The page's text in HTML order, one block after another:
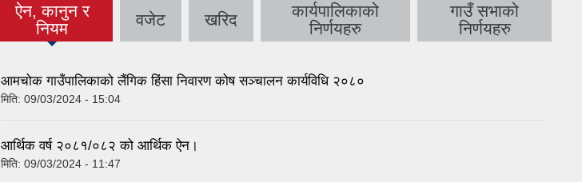
ऐन, कानुन र
नियम
(active tab) वजेट खरिद
कार्यपालिकाको
निर्णयहरु
गाउँ सभाको
निर्णयहरु
आमचोक गाउँपालिकाको लैंगिक हिंसा निवारण कोष सञ्चालन कार्यविधि २०८०
मिति: 09/03/2024 - 15:04
आर्थिक वर्ष २०८१/०८२ को आर्थिक ऐन।
मिति: 09/03/2024 - 11:47